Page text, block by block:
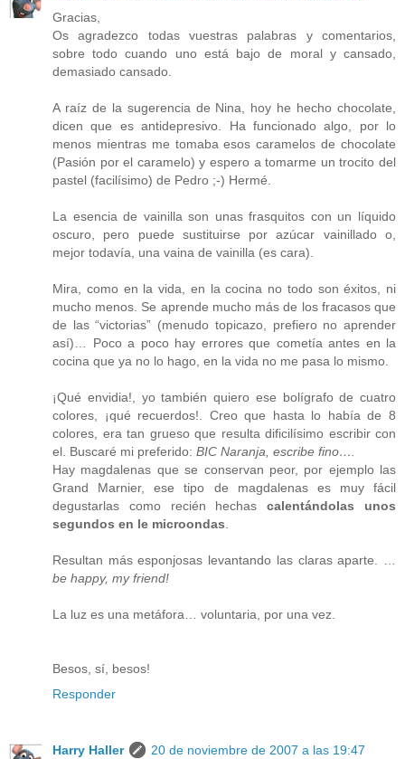
Gracias,
Os agradezco todas vuestras palabras y comentarios,
sobre todo cuando uno está bajo de moral y cansado,
demasiado cansado.
A raíz de la sugerencia de Nina, hoy he hecho chocolate,
dicen que es antidepresivo. Ha funcionado algo, por lo
menos mientras me tomaba esos caramelos de chocolate
(Pasión por el caramelo) y espero a tomarme un trocito del
pastel (facilísimo) de Pedro ;-) Hermé.
La esencia de vainilla son unas frasquitos con un líquido
oscuro, pero puede sustituirse por azúcar vainillado o,
mejor todavía, una vaina de vainilla (es cara).
Mira, como en la vida, en la cocina no todo son éxitos, ni
mucho menos. Se aprende mucho más de los fracasos que
de las “victorias” (menudo topicazo, prefiero no aprender
así)… Poco a poco hay errores que cometía antes en la
cocina que ya no lo hago, en la vida no me pasa lo mismo.
¡Qué envidia!, yo también quiero ese bolígrafo de cuatro
colores, ¡qué recuerdos!. Creo que hasta lo había de 8
colores, era tan grueso que resulta dificilísimo escribir con
el. Buscaré mi preferido: BIC Naranja, escribe fino….
Hay magdalenas que se conservan peor, por ejemplo las
Grand Marnier, ese tipo de magdalenas es muy fácil
degustarlas como recién hechascalentándolas unos
segundos en le microondas
Resultan más esponjosas levantando las claras aparte. …
be happy, my friend!
La luz es una metáfora… voluntaria, por una vez.
Besos, sí, besos!
Responder
Harry Haller
20 de noviembre de 2007 a las 19:47